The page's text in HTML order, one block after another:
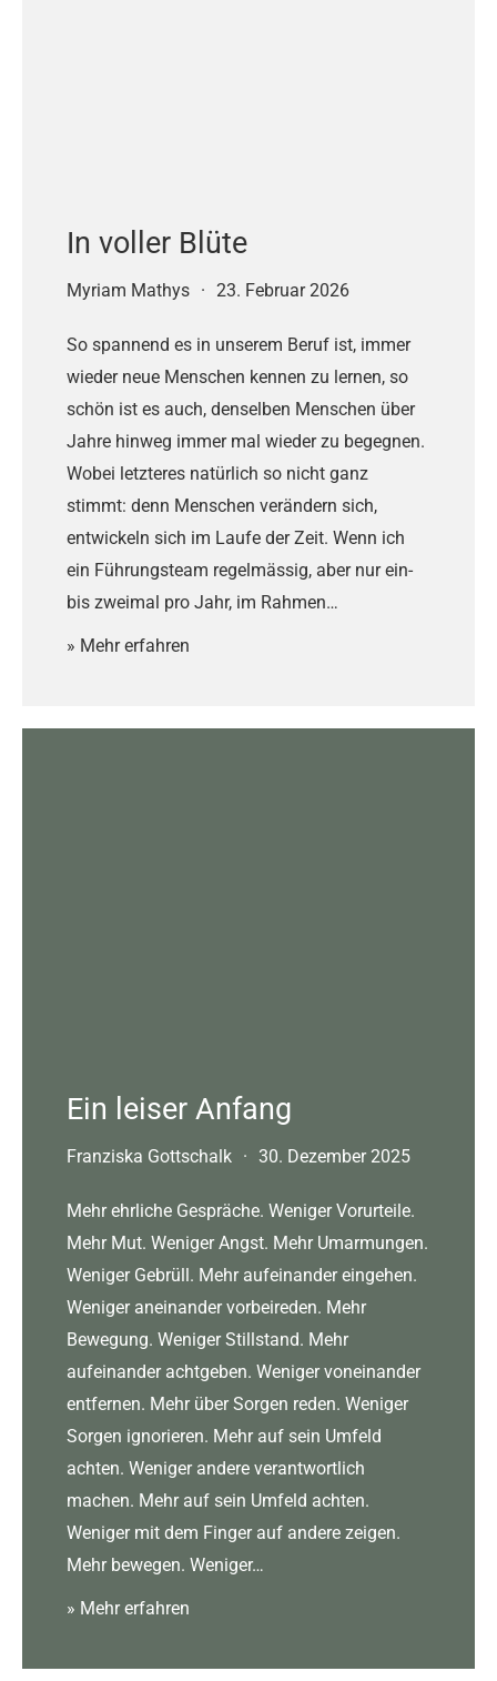
In voller Blüte
Myriam Mathys · 23. Februar 2026
So spannend es in unserem Beruf ist, immer
wieder neue Menschen kennen zu lernen, so
schön ist es auch, denselben Menschen über
Jahre hinweg immer mal wieder zu begegnen.
Wobei letzteres natürlich so nicht ganz
stimmt: denn Menschen verändern sich,
entwickeln sich im Laufe der Zeit. Wenn ich
ein Führungsteam regelmässig, aber nur ein-
bis zweimal pro Jahr, im Rahmen…
» Mehr erfahren
Ein leiser Anfang
Franziska Gottschalk · 30. Dezember 2025
Mehr ehrliche Gespräche. Weniger Vorurteile.
Mehr Mut. Weniger Angst. Mehr Umarmungen.
Weniger Gebrüll. Mehr aufeinander eingehen.
Weniger aneinander vorbeireden. Mehr
Bewegung. Weniger Stillstand. Mehr
aufeinander achtgeben. Weniger voneinander
entfernen. Mehr über Sorgen reden. Weniger
Sorgen ignorieren. Mehr auf sein Umfeld
achten. Weniger andere verantwortlich
machen. Mehr auf sein Umfeld achten.
Weniger mit dem Finger auf andere zeigen.
Mehr bewegen. Weniger…
» Mehr erfahren